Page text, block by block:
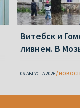
Витебск и
ливнем. В
06 АВГУСТА 2026